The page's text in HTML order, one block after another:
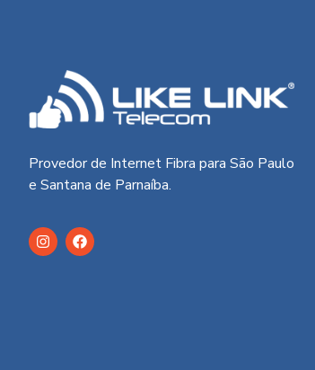
Provedor de Internet Fibra para São Paulo
e Santana de Parnaíba.